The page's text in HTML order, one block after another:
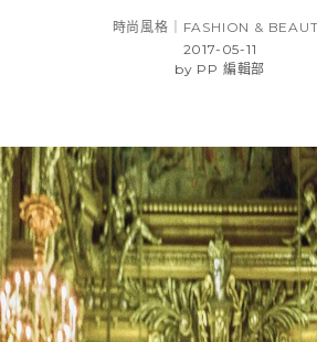
時尚風格｜FASHION &
2017-05-11
by PP 編輯部